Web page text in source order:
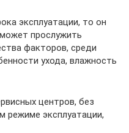
эксплуатации, то он
прослужить
факторов, среди
ухода, влажность
центров, без
режиме эксплуатации,